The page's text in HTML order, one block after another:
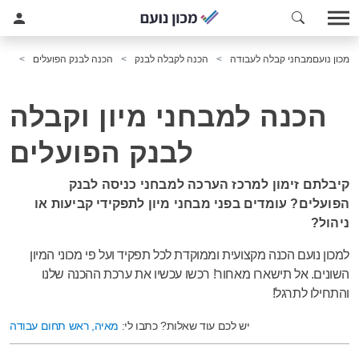
מכון נועםמבחני קבלה לעבודה הכנה לקבלה לבנק הכנה לבנק הפועלים
הכנה למבחני מיון וקבלה
לבנק הפועלים
קיבלתם זימון למרכז הערכה למבחני כניסה לבנק
הפועלים? עומדים בפני מבחני מיון לתפקידי קביעות או
ניהול?
למכון נועם הכנה מקצועית וממוקדת לכל תפקיד ועל פי מכוני המיון
השונים. אל תישארו מאחור! רכשו עכשיו את ערכת ההכנה שלנו
והתחילו לתרגל!
יש לכם עוד שאלות? כתבו לי: מאיה, ראש תחום עבודה